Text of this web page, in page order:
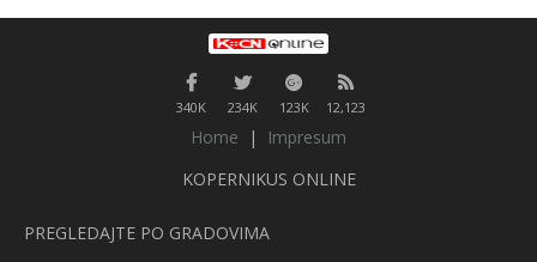
340K 234K 123K 12,123
Home |
Impresum
KOPERNIKUS ONLINE
PREGLEDAJTE PO GRADOVIMA